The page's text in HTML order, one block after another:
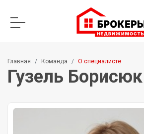
Главная Команда О специалисте
Гузель Борисюк